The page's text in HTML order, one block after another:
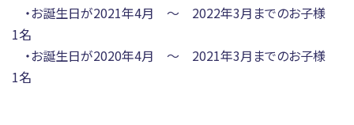
・お誕生日が2021年4月 ～ 2022年3月までのお子様
1名
・お誕生日が2020年4月 ～ 2021年3月までのお子様
1名